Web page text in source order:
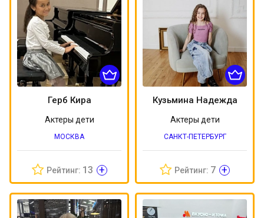
Герб Кира
Актеры дети
МОСКВА
Рейтинг: 13 +
Кузьмина Надежда
Актеры дети
САНКТ-ПЕТЕРБУРГ
Рейтинг: 7 +